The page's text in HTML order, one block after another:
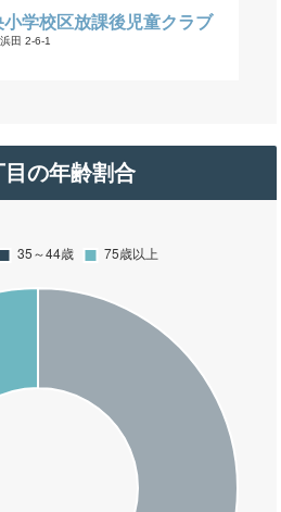
小学校区放課後児童クラブ
田 2-6-1
の年齢割合